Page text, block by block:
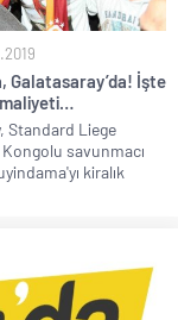
Galatasaray’da! İşte
Standard Liege
Kongolu savunmacı
kiralık